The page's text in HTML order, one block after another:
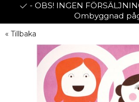
- OBS! INGEN
Ombyggnad
« Tillbaka